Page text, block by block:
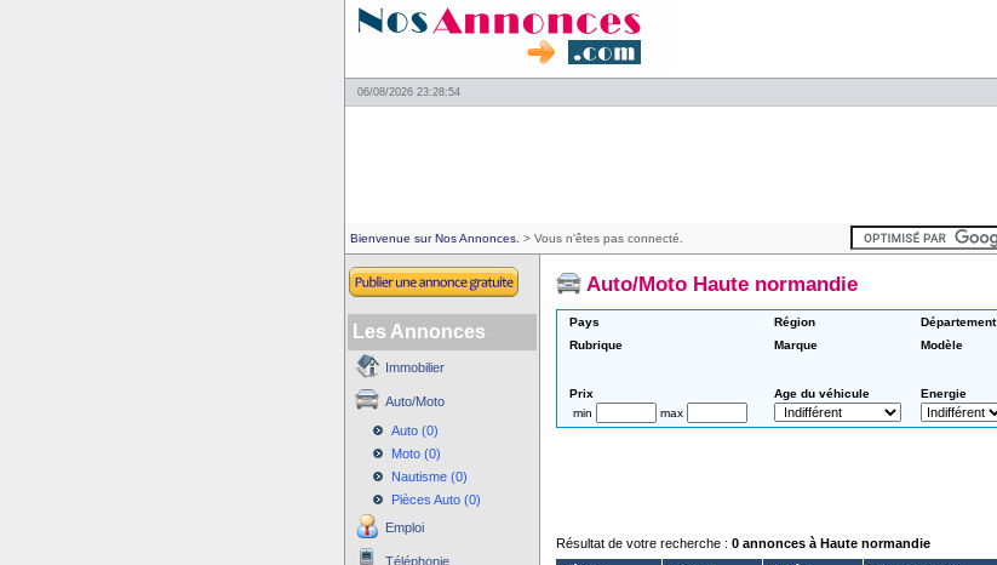
06/08/2026 23:28:54
Bienvenue sur Nos Annonces. > Vous n'êtes pas connecté.
Les Annonces
Immobilier
Auto/Moto
Auto (0)
Moto (0)
Nautisme (0)
Pièces Auto (0)
Emploi
Téléphonie
Auto/Moto Haute normandie
Pays Région Département
Rubrique
Marque Modèle
Prix
Age du véhicule
Energie
min
max
Résultat de votre recherche : 0 annonces à Haute normandie